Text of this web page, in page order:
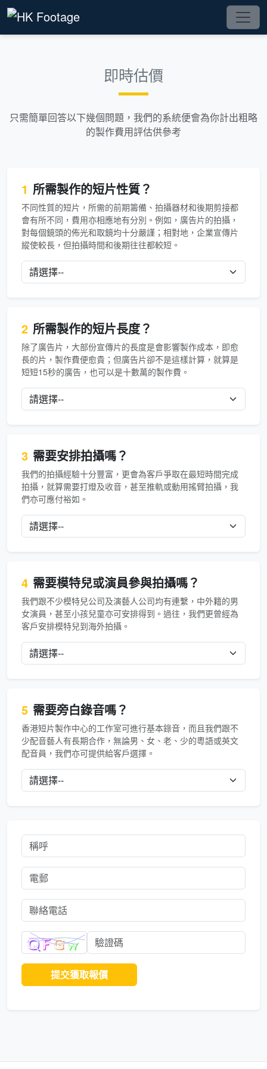
即時估價
只需簡單回答以下幾個問題，我們的系統便會為你計出粗略
的製作費用評估供參考
1 所需製作的短片性質？
不同性質的短片，所需的前期籌備、拍攝器材和後期剪接都
會有所不同，費用亦相應地有分別。例如，廣告片的拍攝，
對每個鏡頭的佈光和取鏡均十分嚴謹；相對地，企業宣傳片
縱使較長，但拍攝時間和後期往往都較短。
2 所需製作的短片長度？
除了廣告片，大部份宣傳片的長度是會影響製作成本，即愈
長的片，製作費便愈貴；但廣告片卻不是這樣計算，就算是
短短15秒的廣告，也可以是十數萬的製作費。
3 需要安排拍攝嗎？
我們的拍攝經驗十分豐富，更會為客戶爭取在最短時間完成
拍攝，就算需要打燈及收音，甚至推軌或動用搖臂拍攝，我
們亦可應付裕如。
4 需要模特兒或演員參與拍攝嗎？
我們跟不少模特兒公司及演藝人公司均有連繫，中外籍的男
女演員，甚至小孩兒童亦可安排得到。過往，我們更曾經為
客戶安排模特兒到海外拍攝。
5 需要旁白錄音嗎？
香港短片製作中心的工作室可進行基本錄音，而且我們跟不
少配音藝人有長期合作，無論男、女、老、少的粵語或英文
配音員，我們亦可提供給客戶選擇。
提交獲取報價